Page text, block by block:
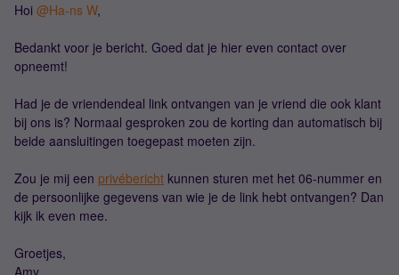
Hoi ​ @Ha-ns W,
Bedankt voor je bericht. Goed dat je hier even contact over
opneemt!
Had je de vriendendeal link ontvangen van je vriend die ook klant
bij ons is? Normaal gesproken zou de korting dan automatisch bij
beide aansluitingen toegepast moeten zijn.
Zou je mij een privébericht kunnen sturen met het 06-nummer en
de persoonlijke gegevens van wie je de link hebt ontvangen? Dan
kijk ik even mee.
Groetjes,
Amy